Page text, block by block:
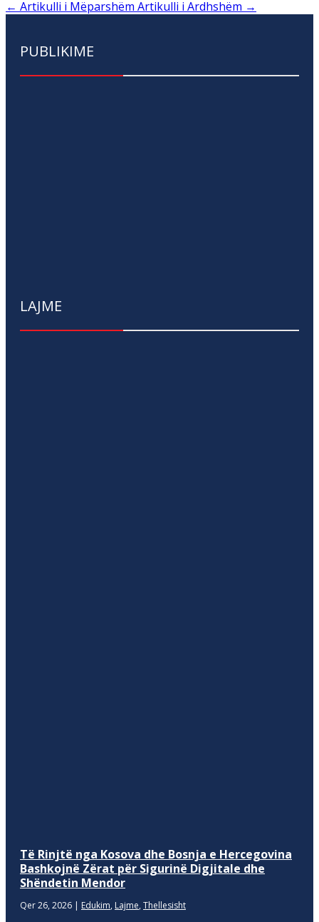
← Artikulli i Mëparshëm Artikulli i Ardhshëm →
PUBLIKIME
LAJME
Të Rinjtë nga Kosova dhe Bosnja e Hercegovina
Bashkojnë Zërat për Sigurinë Digjitale dhe
Shëndetin Mendor
Qer 26, 2026 | Edukim, Lajme, Thellesisht